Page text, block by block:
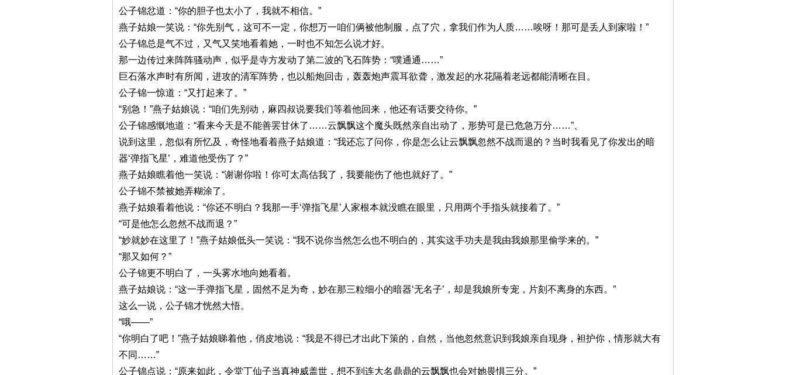
公子锦忿道：“你的胆子也太小了，我就不相信。”
燕子姑娘一笑说：“你先别气，这可不一定，你想万一咱们俩被他制服，点了穴，拿我们作为人质……唉呀！那可是丢人到家啦！”
公子锦总是气不过，又气又笑地看着她，一时也不知怎么说才好。
那一边传过来阵阵骚动声，似乎是寺方发动了第二波的飞石阵势：“噗通通……”
巨石落水声时有所闻，进攻的清军阵势，也以船炮回击，轰轰炮声震耳欲聋，激发起的水花隔着老远都能清晰在目。
公子锦一惊道：“又打起来了。”
“别急！”燕子姑娘说：“咱们先别动，麻四叔说要我们等着他回来，他还有话要交待你。”
公子锦感慨地道：“看来今天是不能善罢甘休了……云飘飘这个魔头既然亲自出动了，形势可是已危急万分……”、
说到这里，忽似有所忆及，奇怪地看着燕子姑娘道：“我还忘了问你，你是怎么让云飘飘忽然不战而退的？当时我看见了你发出的暗
器‘弹指飞星’，难道他受伤了？”
燕子姑娘瞧着他一笑说：“谢谢你啦！你可太高估我了，我要能伤了他也就好了。”
公子锦不禁被她弄糊涂了。
燕子姑娘看着他说：“你还不明白？我那一手‘弹指飞星’人家根本就没瞧在眼里，只用两个手指头就接着了。”
“可是他怎么忽然不战而退？”
“妙就妙在这里了！”燕子姑娘低头一笑说：“我不说你当然怎么也不明白的，其实这手功夫是我由我娘那里偷学来的。”
“那又如何？”
公子锦更不明白了，一头雾水地向她看着。
燕子姑娘说：“这一手弹指飞星，固然不足为奇，妙在那三粒细小的暗器‘无名子’，却是我娘所专宠，片刻不离身的东西。”
这么一说，公子锦才恍然大悟。
“哦——”
“你明白了吧！”燕子姑娘睇着他，俏皮地说：“我是不得已才出此下策的，自然，当他忽然意识到我娘亲自现身，袒护你，情形就大有
不同……”
公子锦点说：“原来如此，令堂丁仙子当真神威盖世，想不到连大名鼎鼎的云飘飘也会对她畏惧三分。”